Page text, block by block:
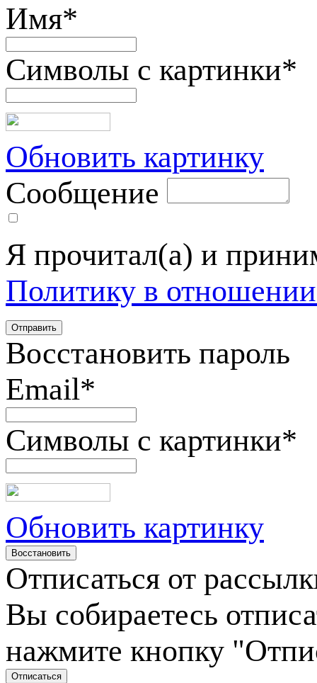
Имя*
Символы с картинки*
Обновить картинку
Сообщение
Я прочитал(а) и
Политику в
Восстановить пароль
Email*
Символы с картинки*
Обновить картинку
Отписаться от
Вы собираетесь
нажмите кнопку